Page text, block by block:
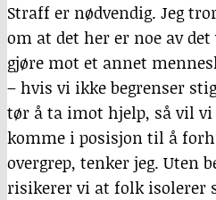
Straff er nødvendig. Jeg
om at det her er noe av
gjøre mot et annet
– hvis vi ikke begrenser
tør å ta imot hjelp, så vil
komme i posisjon til å
overgrep, tenker jeg. Uten
risikerer vi at folk isolerer